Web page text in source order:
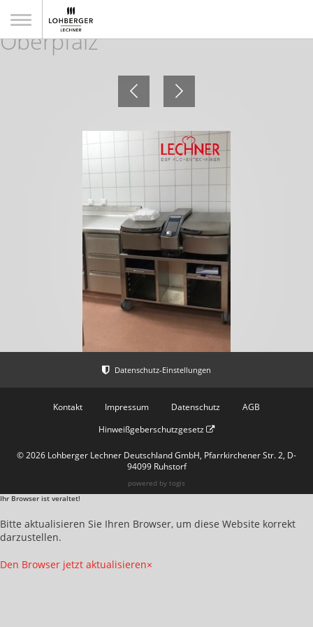
Klinikum Neumarkt i. d.
Oberpfalz
Kontakt Impressum Datenschutz
AGB
Hinweißgeberschutzgesetz
© 2026 Lohberger Lechner Deutschland GmbH, Pfarrkirchener Str. 2, D-
94099 Ruhstorf
powered by togis
Ihr Browser ist veraltet!
Bitte aktualisieren Sie Ihren Browser, um diese Website korrekt
darzustellen.
Den Browser jetzt aktualisieren×